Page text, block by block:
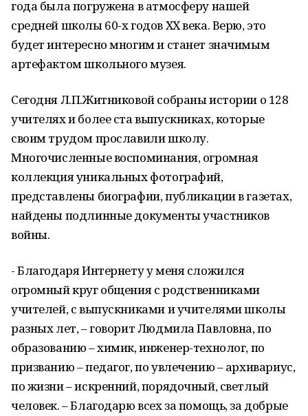
года была погружена в атмосферу нашей
средней школы 60-х годов ХХ века. Верю, это
будет интересно многим и станет значимым
артефактом школьного музея.
Сегодня Л.П.Житниковой собраны истории о 128
учителях и более ста выпускниках, которые
своим трудом прославили школу.
Многочисленные воспоминания, огромная
коллекция уникальных фотографий,
представлены биографии, публикации в газетах,
найдены подлинные документы участников
войны.
- Благодаря Интернету у меня сложился
огромный круг общения с родственниками
учителей, с выпускниками и учителями школы
разных лет, – говорит Людмила Павловна, по
образованию – химик, инженер-технолог, по
призванию – педагог, по увлечению – архивариус,
по жизни – искренний, порядочный, светлый
человек. – Благодарю всех за помощь, за добрые